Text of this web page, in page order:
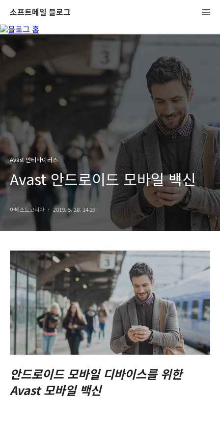
소프트메일 블로그
Avast 안티바이러스
Avast 안드로이드 모바일 백신
어베스트코리아 2019. 5. 28. 14:23
안드로이드 모바일 디바이스를 위한
Avast 모바일 백신